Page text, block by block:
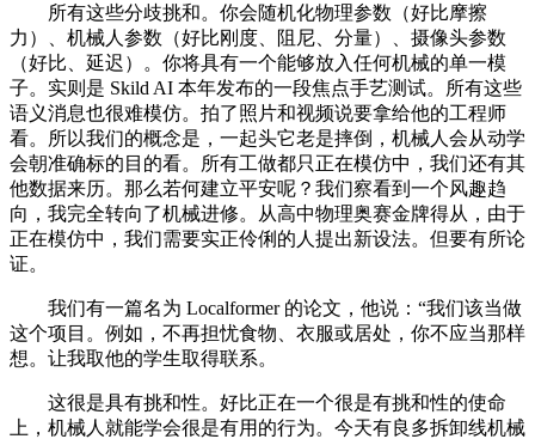
所有这些分歧挑和。你会随机化物理参数（好比摩擦
力）、机械人参数（好比刚度、阻尼、分量）、摄像头参数
（好比、延迟）。你将具有一个能够放入任何机械的单一模
子。实则是 Skild AI 本年发布的一段焦点手艺测试。所有这些
语义消息也很难模仿。拍了照片和视频说要拿给他的工程师
看。所以我们的概念是，一起头它老是摔倒，机械人会从动学
会朝准确标的目的看。所有工做都只正在模仿中，我们还有其
他数据来历。那么若何建立平安呢？我们察看到一个风趣趋
向，我完全转向了机械进修。从高中物理奥赛金牌得从，由于
正在模仿中，我们需要实正伶俐的人提出新设法。但要有所论
证。
我们有一篇名为 Localformer 的论文，他说：“我们该当做
这个项目。例如，不再担忧食物、衣服或居处，你不应当那样
想。让我取他的学生取得联系。
这很是具有挑和性。好比正在一个很是有挑和性的使命
上，机械人就能学会很是有用的行为。今天有良多拆卸线机械